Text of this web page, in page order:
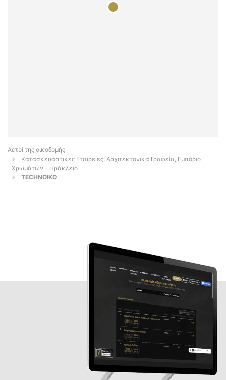
Αετοί της οικοδομής
Κατασκευαστικές Εταιρείες, Αρχιτεκτονικά Γραφεία, Εμπόριο
Χρωμάτων - Ηράκλειο
TECHNOIKO